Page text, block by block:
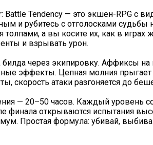
Battle Tendency — это экшен-RPG с
и рубитесь с отголосками
толпами, а вы косите их, как в
и взрывать урон.
билда через экипировку. Аффиксы
эффекты. Цепная молния прыгает
скорость атаки разгоняется до
— 20–50 часов. Каждый уровень
финала открываются испытания
Простая формула: убивай,